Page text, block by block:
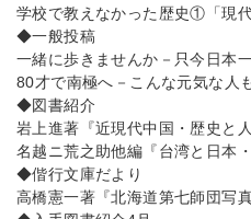
学校で教えなかった歴史①「現
◆一般投稿
一緒に歩きませんか－只今日本
80才で南極へ－こんな元気な人
◆図書紹介
岩上進著『近現代中国・歴史と
名越ニ荒之助他編『台湾と日本
◆偕行文庫だより
高橋憲一著『北海道第七師団写